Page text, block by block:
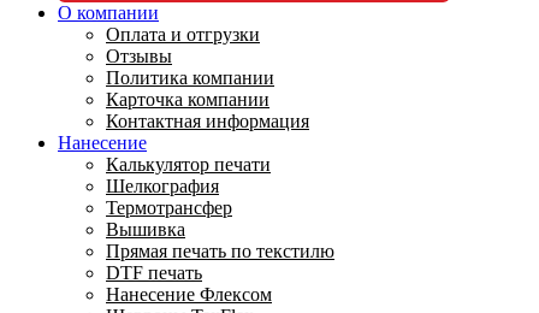
О компании
Оплата и отгрузки
Отзывы
Политика компании
Карточка компании
Контактная информация
Нанесение
Калькулятор печати
Шелкография
Термотрансфер
Вышивка
Прямая печать по текстилю
DTF печать
Нанесение Флексом